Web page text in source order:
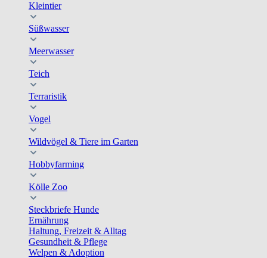
Kleintier
Süßwasser
Meerwasser
Teich
Terraristik
Vogel
Wildvögel & Tiere im Garten
Hobbyfarming
Kölle Zoo
Steckbriefe Hunde
Ernährung
Haltung, Freizeit & Alltag
Gesundheit & Pflege
Welpen & Adoption